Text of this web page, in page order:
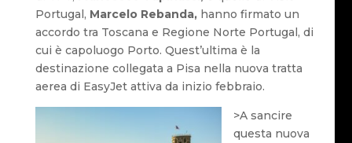
Portugal, Marcelo Rebanda,hanno firmato un
accordo tra Toscana e Regione Norte Portugal, di
cui è capoluogo Porto. Quest’ultima è la
destinazione collegata a Pisa nella nuova tratta
aerea di EasyJet attiva da inizio febbraio.
>A sancire
questa nuova